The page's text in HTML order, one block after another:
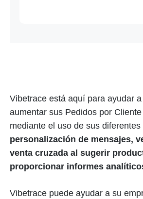
Vibetrace está aquí para ayudar
aumentar sus Pedidos por
mediante el uso de sus
personalización de mensajes,
venta cruzada al sugerir
proporcionar informes
Vibetrace puede ayudar a su